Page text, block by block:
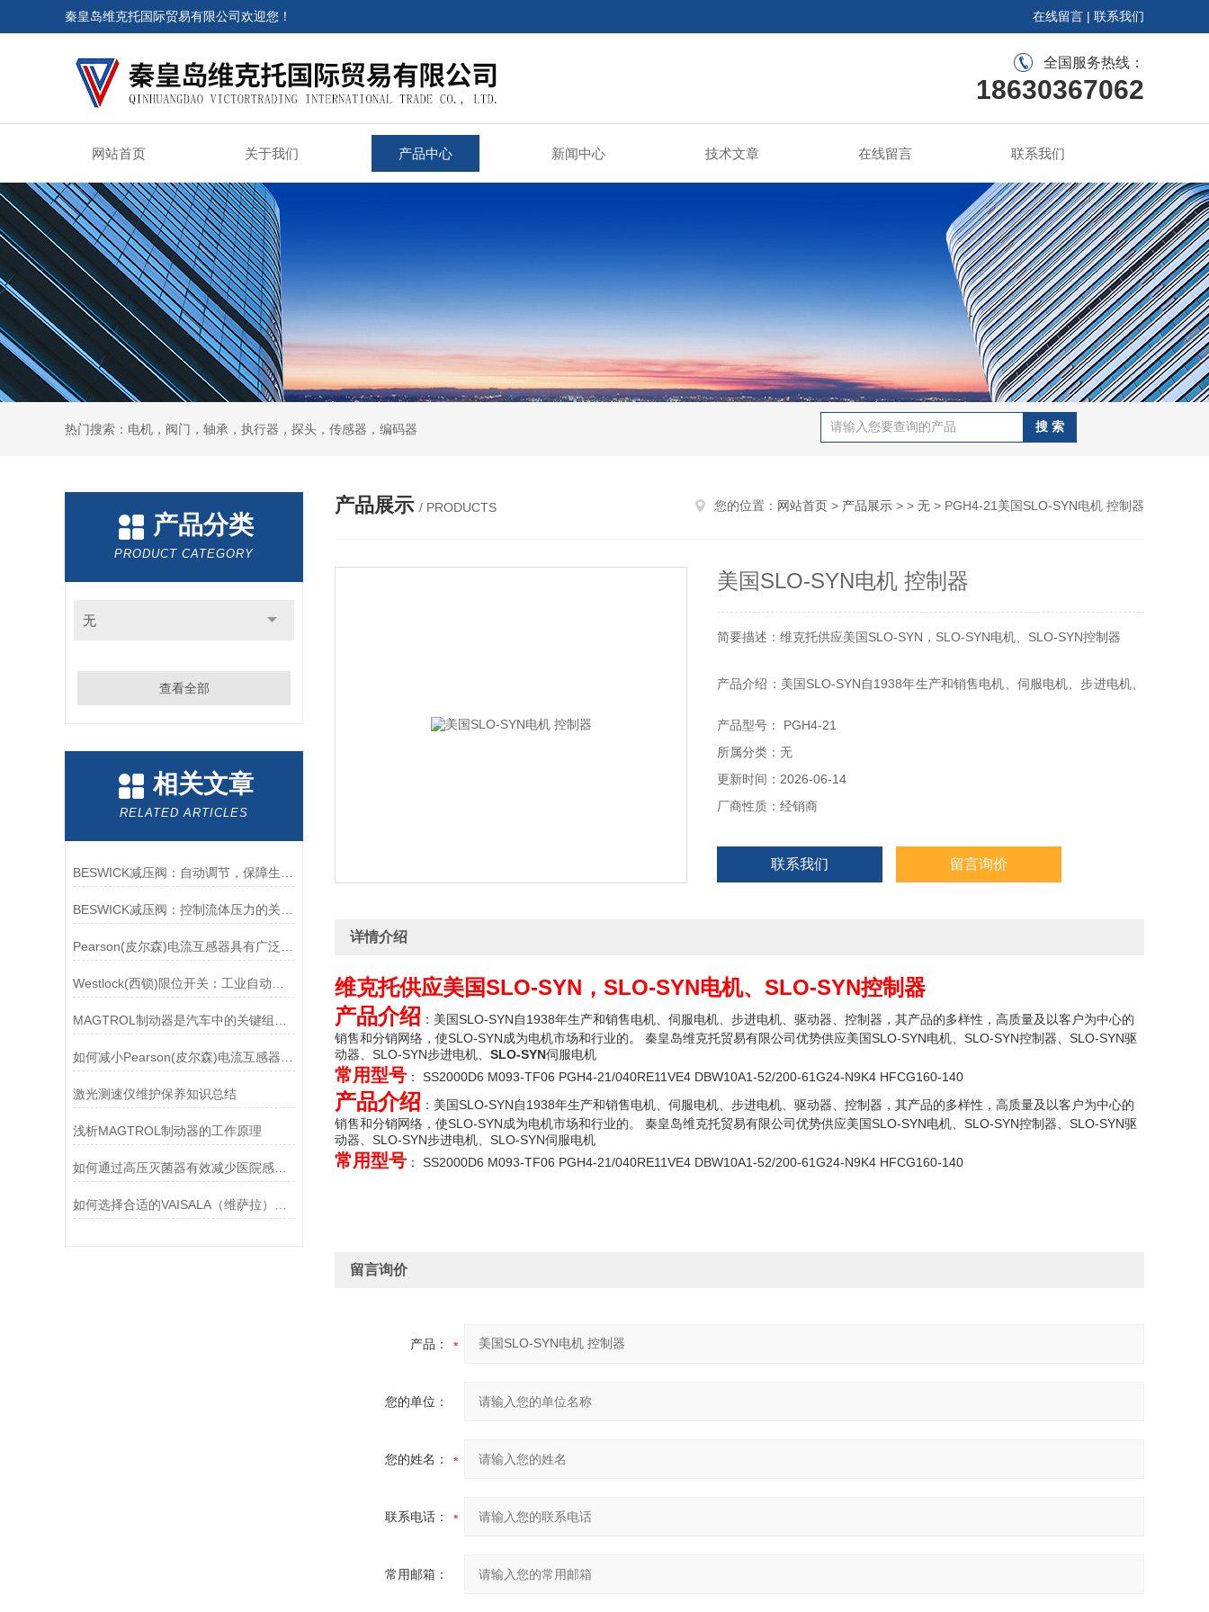
秦皇岛维克托国际贸易有限公司欢迎您！ 在线留言 | 联系我们
全国服务热线：
18630367062
网站首页 关于我们 产品中心 新闻中心 技术文章 在线留言 联系我们
热门搜索：电机，阀门，轴承，执行器，探头，传感器，编码器
产品分类
PRODUCT CATEGORY
无
查看全部
相关文章
RELATED ARTICLES
激光测速仪维护保养知识总结
浅析MAGTROL制动器的工作原理
如何通过高压灭菌器有效减少医院感染风险？
产品展示 / PRODUCTS 您的位置： 网站首页 > 产品展示 > > 无 > PGH4-21美国SLO-SYN电机 控制器
美国SLO-SYN电机 控制器
简要描述：维克托供应美国SLO-SYN，SLO-SYN电机、SLO-SYN控制器
产品介绍：美国SLO-SYN自1938年生产和销售电机、伺服电机、步进电机、
络，使SLO-SYN成为电机市场和行业。
秦皇岛维克托贸易有限公司优势供应美国SLO-SYN电机、SLO-SYN控制器、
SLO-SYN驱动器、SLO-SYN步进电机
产品型号： PGH4-21
所属分类：无
更新时间：2026-06-14
厂商性质：经销商
联系我们 留言询价
详情介绍
维克托供应美国SLO-SYN，SLO-SYN电机、SLO-SYN控制器
产品介绍 ：美国SLO-SYN自1938年生产和销售电机、伺服电机、步进电机、驱动器、控制器，其产品的多样性，高质量及以客户为中心的
销售和分销网络，使SLO-SYN成为电机市场和行业的。 秦皇岛维克托贸易有限公司优势供应美国SLO-SYN电机、SLO-SYN控制器、SLO-SYN驱
动器、SLO-SYN步进电机、 SLO-SYN伺服电机
常用型号 ： SS2000D6 M093-TF06 PGH4-21/040RE11VE4 DBW10A1-52/200-61G24-N9K4 HFCG160-140
产品介绍 ：美国SLO-SYN自1938年生产和销售电机、伺服电机、步进电机、驱动器、控制器，其产品的多样性，高质量及以客户为中心的
销售和分销网络，使SLO-SYN成为电机市场和行业的。 秦皇岛维克托贸易有限公司优势供应美国SLO-SYN电机、SLO-SYN控制器、SLO-SYN驱
动器、SLO-SYN步进电机、SLO-SYN伺服电机
常用型号 ： SS2000D6 M093-TF06 PGH4-21/040RE11VE4 DBW10A1-52/200-61G24-N9K4 HFCG160-140
留言询价
产品：
您的单位：
您的姓名：
联系电话：
常用邮箱：